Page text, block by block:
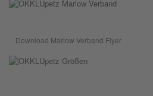
Download Marlow Verband Flyer